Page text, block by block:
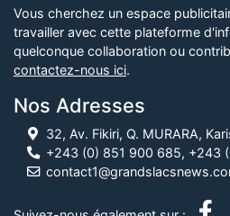
Vous cherchez un espace
travailler avec cette plateforme
quelconque collaboration ou
contactez-nous ici.
Nos Adresses
32, Av. Fikiri, Q. MURARA,
+243 (0) 851 900 685, +243